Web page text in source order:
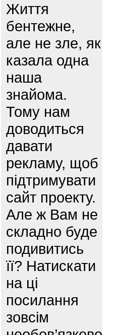
Життя
бентежне,
але не зле, як
казала одна
наша
знайома.
Тому нам
доводиться
давати
рекламу, щоб
підтримувати
сайт проекту.
Але ж Вам не
складно буде
подивитись
її? Натискати
на ці
посилання
зовсім